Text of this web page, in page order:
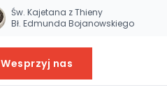
Św. Kajetana z Thieny
Bł. Edmunda Bojanowskiego
Wesprzyj nas